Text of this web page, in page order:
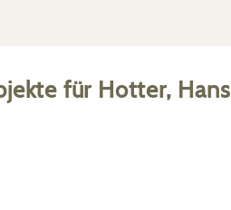
für Hotter, Hans